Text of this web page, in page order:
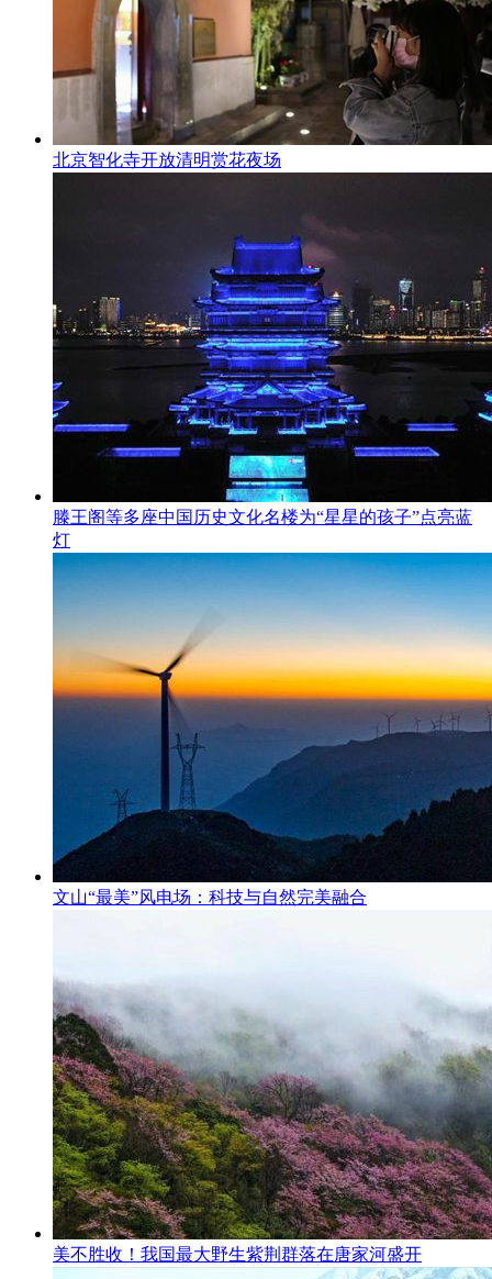
北京智化寺开放清明赏花夜场
滕王阁等多座中国历史文化名楼为“星星的孩子”点亮蓝
灯
文山“最美”风电场：科技与自然完美融合
美不胜收！我国最大野生紫荆群落在唐家河盛开